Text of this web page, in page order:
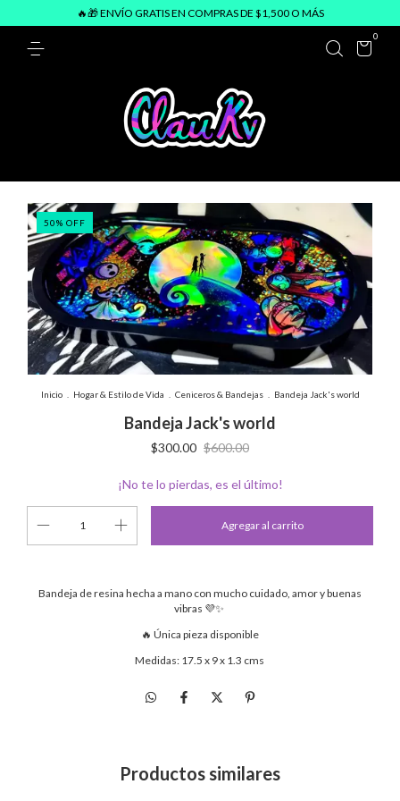
🔥🎁 ENVÍO GRATIS EN COMPRAS DE $1,500 O MÁS
0
50% OFF
Inicio Hogar & Estilo de Vida Ceniceros & Bandejas Bandeja Jack's world
Bandeja Jack's world
$300.00 $600.00
¡No te lo pierdas, es el último!
Bandeja de resina hecha a mano con mucho cuidado, amor y buenas
vibras 💜✨
🔥 Única pieza disponible
Medidas: 17.5 x 9 x 1.3 cms
Productos similares